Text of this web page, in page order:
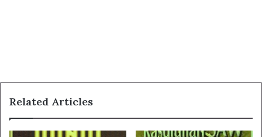
Bab Janabat (Junub)
Bab Haidh
KITAB SHALAT
Related Articles